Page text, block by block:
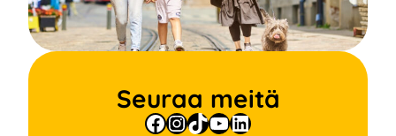
Seuraa meitä
Facebook
Instagram
TikTok
YouTube
LinkedIn